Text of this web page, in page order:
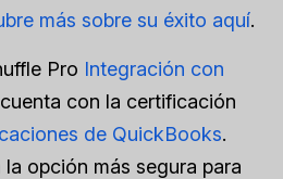
más sobre su éxito aquí.
Pro Integración con
cuenta con la certificación
de QuickBooks.
opción más segura para